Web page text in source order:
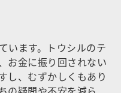
います。トウシルのテ
お金に振り回されない
し、むずかしくもあり